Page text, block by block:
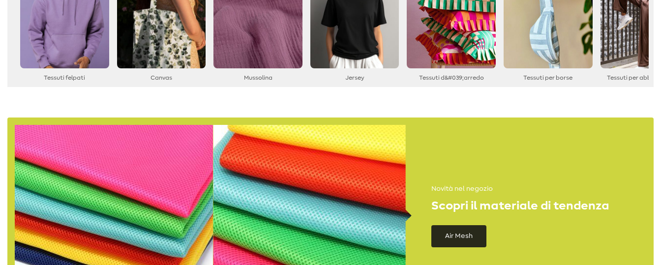
Tessuti felpati Canvas Mussolina Jersey Tessuti d&#039;arredo Tessuti per borse Tessuti per
Novità nel negozio
Scopri il materiale di tendenza
Air Mesh